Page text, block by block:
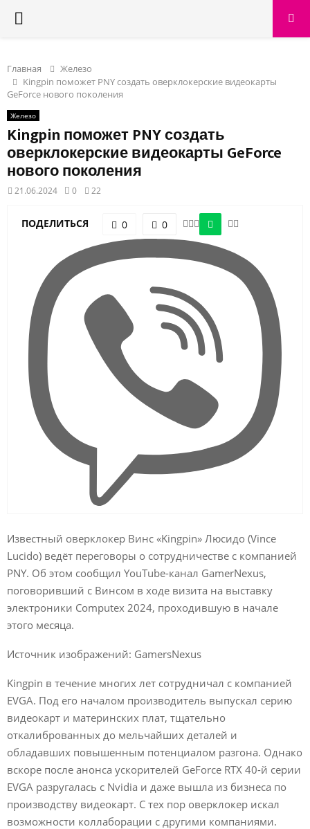
PRIMARY
Главная
Железо
Kingpin поможет PNY создать оверклокерские видеокарты
GeForce нового поколения
Железо
Kingpin поможет PNY создать
оверклокерские видеокарты GeForce
нового поколения
21.06.2024 0 22
ПОДЕЛИТЬСЯ 0 0
Известный оверклокер Винс «Kingpin» Люсидо (Vince
Lucido) ведёт переговоры о сотрудничестве с компанией
PNY. Об этом сообщил YouTube-канал GamerNexus,
поговоривший с Винсом в ходе визита на выставку
электроники Computex 2024, проходившую в начале
этого месяца.
Источник изображений: GamersNexus
Kingpin в течение многих лет сотрудничал с компанией
EVGA. Под его началом производитель выпускал серию
видеокарт и материнских плат, тщательно
откалиброванных до мельчайших деталей и
обладавших повышенным потенциалом разгона. Однако
вскоре после анонса ускорителей GeForce RTX 40-й серии
EVGA разругалась с Nvidia и даже вышла из бизнеса по
производству видеокарт. С тех пор оверклокер искал
возможности коллаборации с другими компаниями.